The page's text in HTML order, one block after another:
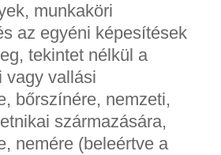
munkaköri
az egyéni képesítések
tekintet nélkül a
vagy vallási
bőrszínére, nemzeti,
származására,
nemére (beleértve a